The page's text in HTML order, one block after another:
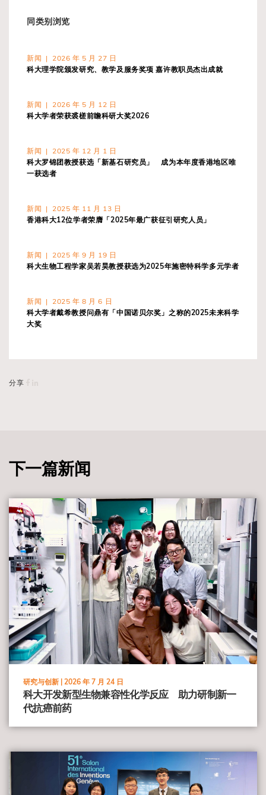
同类别浏览
新闻 | 2026 年 5 月 27 日
科大理学院颁发研究、教学及服务奖项 嘉许教职员杰出成就
新闻 | 2026 年 5 月 12 日
科大学者荣获裘槎前瞻科研大奖2026
新闻 | 2025 年 12 月 1 日
科大罗锦团教授获选「新基石研究员」 成为本年度香港地区唯
一获选者
新闻 | 2025 年 11 月 13 日
香港科大12位学者荣膺「2025年最广获征引研究人员」
新闻 | 2025 年 9 月 19 日
科大生物工程学家吴若昊教授获选为2025年施密特科学多元学者
新闻 | 2025 年 8 月 6 日
科大学者戴希教授问鼎有「中国诺贝尔奖」之称的2025未来科学
大奖
分享
下一篇新闻
研究与创新 | 2026 年 7 月 24 日
科大开发新型生物兼容性化学反应 助力研制新一
代抗癌前药
view